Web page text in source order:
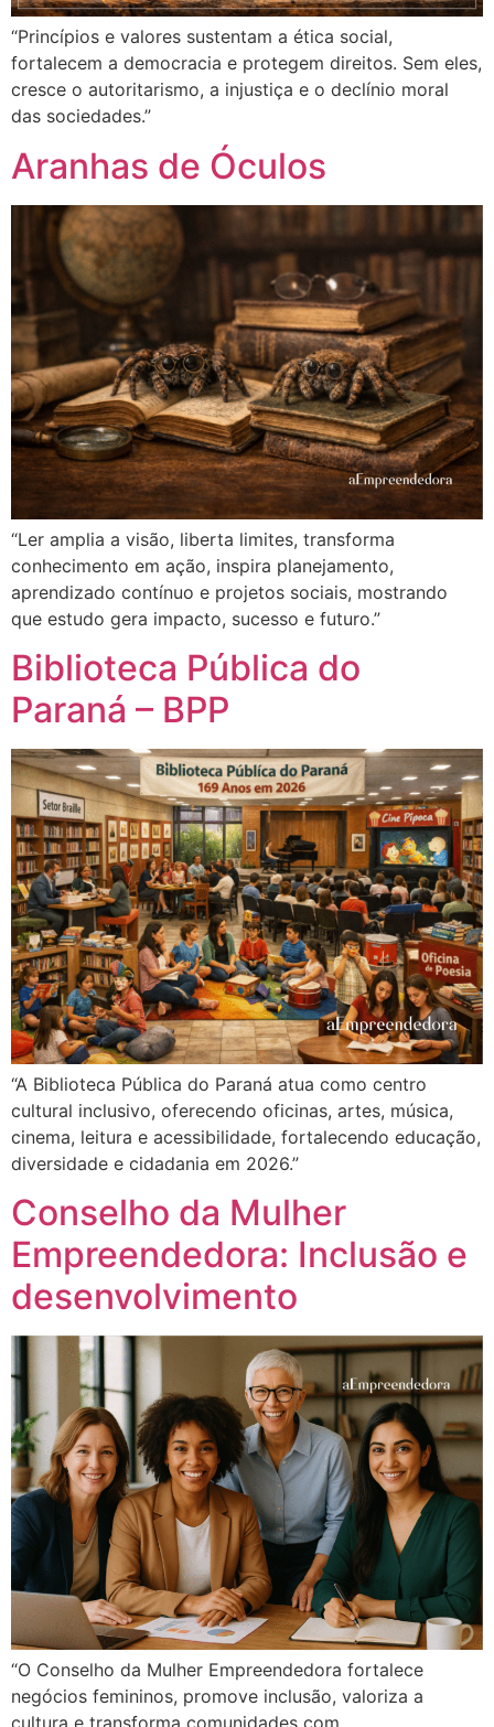
“Princípios e valores sustentam a ética social,
fortalecem a democracia e protegem direitos. Sem eles,
cresce o autoritarismo, a injustiça e o declínio moral
das sociedades.”
Aranhas de Óculos
“Ler amplia a visão, liberta limites, transforma
conhecimento em ação, inspira planejamento,
aprendizado contínuo e projetos sociais, mostrando
que estudo gera impacto, sucesso e futuro.”
Biblioteca Pública do
Paraná – BPP
“A Biblioteca Pública do Paraná atua como centro
cultural inclusivo, oferecendo oficinas, artes, música,
cinema, leitura e acessibilidade, fortalecendo educação,
diversidade e cidadania em 2026.”
Conselho da Mulher
Empreendedora: Inclusão e
desenvolvimento
“O Conselho da Mulher Empreendedora fortalece
negócios femininos, promove inclusão, valoriza a